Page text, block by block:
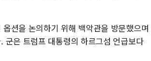
션을 논의하기 위해 백악관을 방문했으며
은 트럼프 대통령의 하르그섬 언급보다